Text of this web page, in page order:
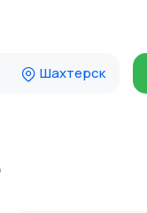
Шахтерск